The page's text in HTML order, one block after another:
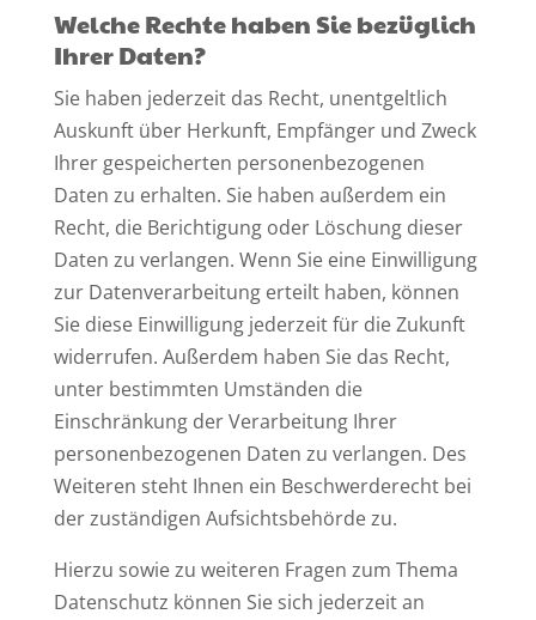
Welche Rechte haben Sie bezüglich
Ihrer Daten?
Sie haben jederzeit das Recht, unentgeltlich
Auskunft über Herkunft, Empfänger und Zweck
Ihrer gespeicherten personenbezogenen
Daten zu erhalten. Sie haben außerdem ein
Recht, die Berichtigung oder Löschung dieser
Daten zu verlangen. Wenn Sie eine Einwilligung
zur Datenverarbeitung erteilt haben, können
Sie diese Einwilligung jederzeit für die Zukunft
widerrufen. Außerdem haben Sie das Recht,
unter bestimmten Umständen die
Einschränkung der Verarbeitung Ihrer
personenbezogenen Daten zu verlangen. Des
Weiteren steht Ihnen ein Beschwerderecht bei
der zuständigen Aufsichtsbehörde zu.
Hierzu sowie zu weiteren Fragen zum Thema
Datenschutz können Sie sich jederzeit an